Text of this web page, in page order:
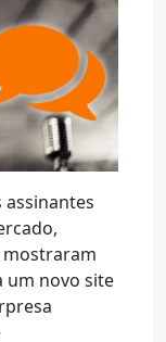
assinantes
mostraram
um novo site